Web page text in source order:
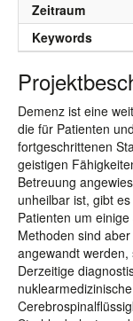
Zeitraum
Keywords
Demenz ist eine
die für Patienten
fortgeschrittenen
geistigen
Betreuung
unheilbar ist, gibt
Patienten um
Methoden sind
angewandt
Derzeitige